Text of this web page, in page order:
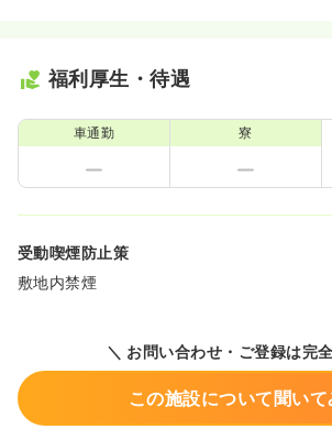
福利厚生・待遇
車通勤 寮
受動喫煙防止策
敷地内禁煙
＼ お問い合わせ・ご登録は完
この施設について聞いて